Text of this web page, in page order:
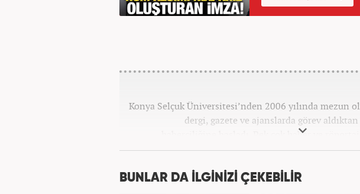
Konya Selçuk Üniversitesi’nden 2006 yılında mezun
dergi, gazete ve ajanslarda görev
haberciliğine başladı. Pek çok haber ve
Haber7.com’da 7 yıldır ekonomi
BUNLAR DA İLGİNİZİ ÇEKEBİLİR